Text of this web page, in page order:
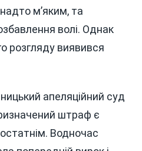
м’яким, та
волі. Однак
розгляду виявився
апеляційний суд
штраф є
Водночас